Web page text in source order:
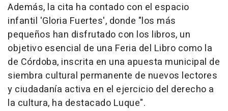
Además, la cita ha contado con el espacio
infantil 'Gloria Fuertes', donde "los más
pequeños han disfrutado con los libros, un
objetivo esencial de una Feria del Libro como la
de Córdoba, inscrita en una apuesta municipal de
siembra cultural permanente de nuevos lectores
y ciudadanía activa en el ejercicio del derecho a
la cultura, ha destacado Luque".